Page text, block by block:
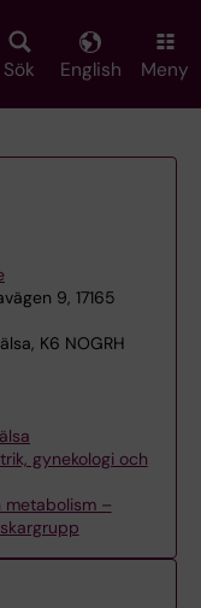
Sök English Meny
9, 17165
K6 NOGRH
gynekologi och
metabolism –